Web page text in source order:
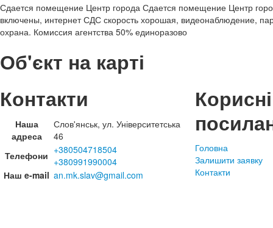
Сдается помещение Центр города Сдается помещение Центр
включены, интернет СДС скорость хорошая, видеонаблюдение,
охрана. Комиссия агентства 50% единоразово
Об'єкт на карті
Контакти
Наша
адреса
Слов'янськ, ул. Університетська
46
Телефони +380504718504
+380991990004
Наш e-mail an.mk.slav@gmail.com
Корисні
Головна
Залишити заявку
Контакти